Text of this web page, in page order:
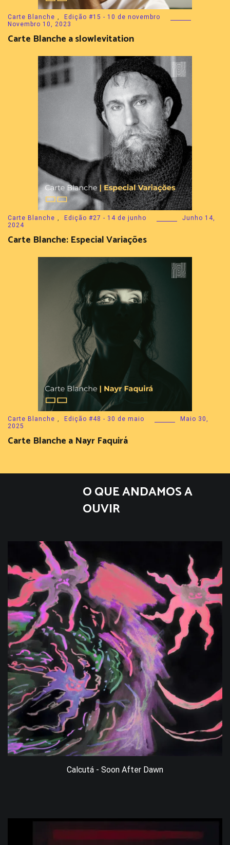
Carte Blanche
Edição #15 - 10 de novembro
Novembro 10, 2023
Carte Blanche a slowlevitation
Carte Blanche Edição #27 - 14 de junho
Junho 14,
2024
Carte Blanche: Especial Variações
Carte Blanche Edição #48 - 30 de maio
Maio 30,
2025
Carte Blanche a Nayr Faquirá
O QUE ANDAMOS A
OUVIR
Calcutá - Soon After Dawn